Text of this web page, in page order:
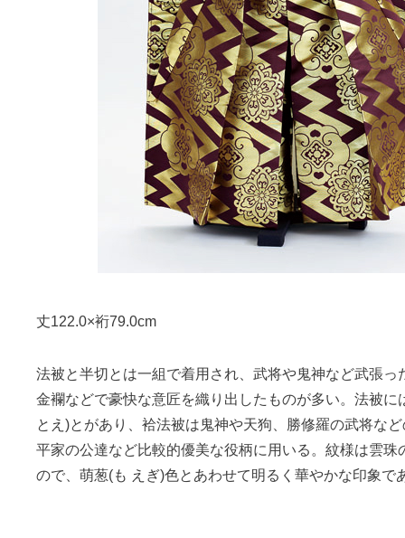
丈122.0×裄79.0cm
法被と半切とは一組で着用され、武将や鬼神など武張っ
金襴などで豪快な意匠を織り出したものが多い。法被に
とえ)とがあり、袷法被は鬼神や天狗、勝修羅の武将な
平家の公達など比較的優美な役柄に用いる。紋様は雲珠
ので、萌葱(も えぎ)色とあわせて明るく華やかな印象で